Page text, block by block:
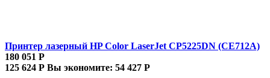
Принтер лазерный HP Color LaserJet CP5225DN (CE712A)
180 051 Р
125 624 Р Вы экономите: 54 427 Р